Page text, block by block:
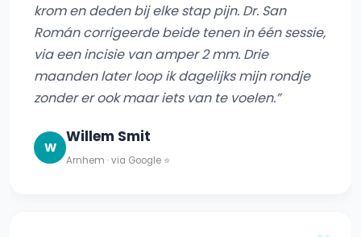
krom en deden bij elke stap pijn. Dr. San
Román corrigeerde beide tenen in één sessie,
via een incisie van amper 2 mm. Drie
maanden later loop ik dagelijks mijn rondje
zonder er ook maar iets van te voelen.”
W
Willem Smit
Arnhem · via Google ⭐